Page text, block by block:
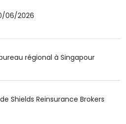
06/2026
régional à Singapour
Shields Reinsurance Brokers